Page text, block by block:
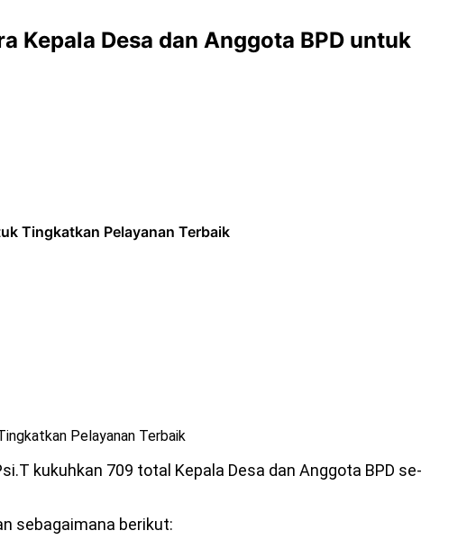
Kepala Desa dan Anggota BPD untuk
Tingkatkan Pelayanan Terbaik
Pelayanan Terbaik
kukuhkan 709 total Kepala Desa dan Anggota BPD se-
sebagaimana berikut: